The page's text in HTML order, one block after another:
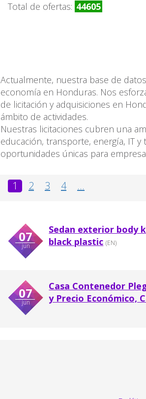
Total de ofertas: 44605
Actualmente, nuestra base de
economía en Honduras. Nos
de licitación y adquisiciones en
ámbito de actividades.
Nuestras licitaciones cubren una
educación, transporte, energía, IT
oportunidades únicas para
1 2 3 4 ...
07
jun
Sedan exterior body
black plastic (EN)
07
jun
Casa Contenedor
y Precio Económico,